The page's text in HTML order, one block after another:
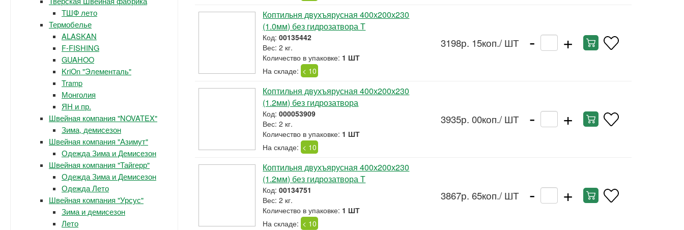
ТШФ лето
Термобелье
ALASKAN
F-FISHING
GUAHOO
KriOn "Элементаль"
Tramp
Монголия
ЯН и пр.
Швейная компания "NOVATEX"
Зима, демисезон
Швейная компания "Азимут"
Одежда Зима и Демисезон
Швейная компания "Тайгерр"
Одежда Зима и Демисезон
Одежда Лето
Швейная компания "Урсус"
Зима и демисезон
Лето
Коптильня двухъярусная 400х200х230
(1.0мм) без гидрозатвора Т
Код:00135442
Вес: 2 кг.
Количество в упаковке: 1 ШТ
На складе: < 10
3198р. 15коп./ ШТ - +
Коптильня двухъярусная 400х200х230
(1.2мм) без гидрозатвора
Код:000053909
Вес: 2 кг.
Количество в упаковке: 1 ШТ
На складе: < 10
3935р. 00коп./ ШТ - +
Коптильня двухъярусная 400х200х230
(1.2мм) без гидрозатвора Т
Код:00134751
Вес: 2 кг.
Количество в упаковке: 1 ШТ
На складе: < 10
3867р. 65коп./ ШТ - +